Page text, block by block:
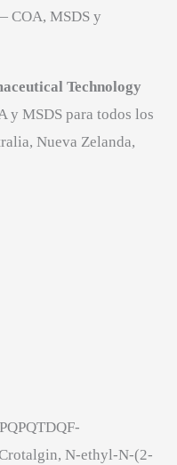
COA, MSDS y
Technology
y MSDS para todos los
Nueva Zelanda,
N-ethyl-N-(2-